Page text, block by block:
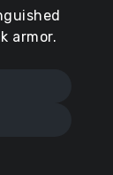
armor.